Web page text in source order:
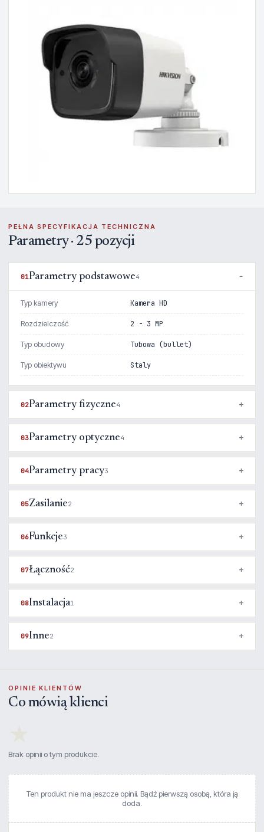
PEŁNA SPECYFIKACJA TECHNICZNA
Parametry · 25 pozycji
01Parametry podstawowe4
Typ kamery Kamera HD
Rozdzielczość 2 - 3 MP
Typ obudowy Tubowa (bullet)
Typ obiektywu Staly
02Parametry fizyczne4
03Parametry optyczne4
04Parametry pracy3
05Zasilanie2
06Funkcje3
07Łączność2
08Instalacja1
09Inne2
OPINIE KLIENTÓW
Co mówią klienci
Brak opinii o tym produkcie.
Ten produkt nie ma jeszcze opinii. Bądź pierwszą osobą, która ją
doda.